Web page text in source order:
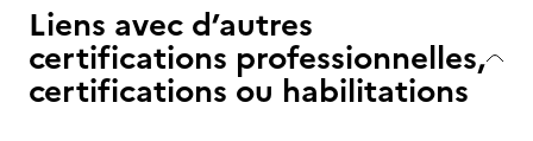
Liens avec d’autres
certifications professionnelles,
certifications ou habilitations